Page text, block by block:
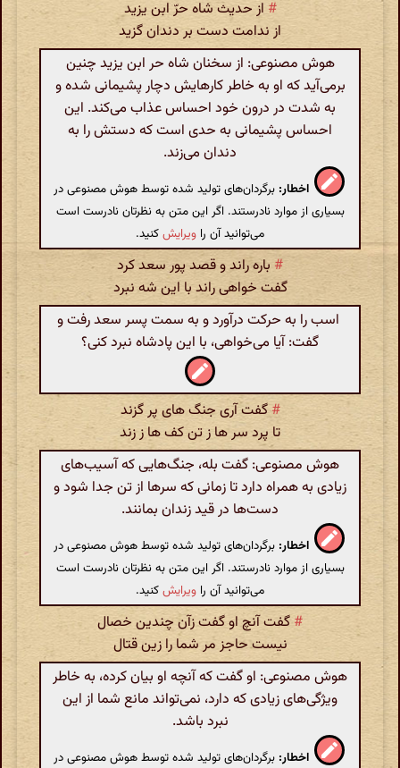
# از حدیث شاه حرّ ابن یزید
از ندامت دست بر دندان گزید
هوش مصنوعی: از سخنان شاه حر ابن یزید چنین
برمی‌آید که او به خاطر کارهایش دچار پشیمانی شده و
به شدت در درون خود احساس عذاب می‌کند. این
احساس پشیمانی به حدی است که دستش را به
دندان می‌زند.
اخطار: برگردان‌های تولید شده توسط هوش مصنوعی در
بسیاری از موارد نادرستند. اگر این متن به نظرتان نادرست است
می‌توانید آن را ویرایشکنید.
# باره راند و قصد پور سعد کرد
گفت خواهی راند با این شه نبرد
اسب را به حرکت درآورد و به سمت پسر سعد رفت و
گفت: آیا می‌خواهی، با این پادشاه نبرد کنی؟
#گفت آری جنگ های پر گزند
تا پرد سر ها ز تن کف ها ز زند
هوش مصنوعی: گفت بله، جنگ‌هایی که آسیب‌های
زیادی به همراه دارد تا زمانی که سرها از تن جدا شود و
دست‌ها در قید زندان بمانند.
اخطار: برگردان‌های تولید شده توسط هوش مصنوعی در
بسیاری از موارد نادرستند. اگر این متن به نظرتان نادرست است
می‌توانید آن را ویرایشکنید.
#گفت آنچ او گفت زآن چندین خصال
نیست حاجز مر شما را زین قتال
هوش مصنوعی: او گفت که آنچه او بیان کرده، به خاطر
ویژگی‌های زیادی که دارد، نمی‌تواند مانع شما از این
نبرد باشد.
اخطار: برگردان‌های تولید شده توسط هوش مصنوعی در